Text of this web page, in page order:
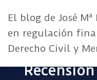
El blog de José
en regulación
Derecho Civil y